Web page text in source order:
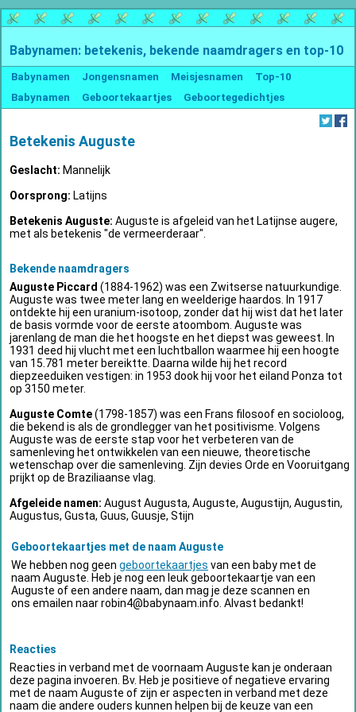
Babynamen: betekenis, bekende naamdragers en top-10
Babynamen Jongensnamen Meisjesnamen
Top-10
Babynamen
Geboortekaartjes Geboortegedichtjes
Betekenis Auguste
Geslacht: Mannelijk
Oorsprong: Latijns
Betekenis Auguste: Auguste is afgeleid van het Latijnse augere,
met als betekenis "de vermeerderaar".
Bekende naamdragers
Auguste Piccard (1884-1962) was een Zwitserse natuurkundige.
Auguste was twee meter lang en weelderige haardos. In 1917
ontdekte hij een uranium-isotoop, zonder dat hij wist dat het later
de basis vormde voor de eerste atoombom. Auguste was
jarenlang de man die het hoogste en het diepst was geweest. In
1931 deed hij vlucht met een luchtballon waarmee hij een hoogte
van 15.781 meter bereiktte. Daarna wilde hij het record
diepzeeduiken vestigen: in 1953 dook hij voor het eiland Ponza tot
op 3150 meter.
Auguste Comte(1798-1857) was een Frans filosoof en socioloog,
die bekend is als de grondlegger van het positivisme. Volgens
Auguste was de eerste stap voor het verbeteren van de
samenleving het ontwikkelen van een nieuwe, theoretische
wetenschap over die samenleving. Zijn devies Orde en Vooruitgang
prijkt op de Braziliaanse vlag.
Afgeleide namen: August Augusta, Auguste, Augustijn, Augustin,
Augustus, Gusta, Guus, Guusje, Stijn
Geboortekaartjes met de naam Auguste
We hebben nog geen geboortekaartjes van een baby met de
naam Auguste. Heb je nog een leuk geboortekaartje van een
Auguste of een andere naam, dan mag je deze scannen en
ons emailen naarrobin4@babynaam.info . Alvast bedankt!
Reacties
Reacties in verband met de voornaam Auguste kan je onderaan
deze pagina invoeren. Bv. Heb je positieve of negatieve ervaring
met de naam Auguste of zijn er aspecten in verband met deze
naam die andere ouders kunnen helpen bij de keuze van een